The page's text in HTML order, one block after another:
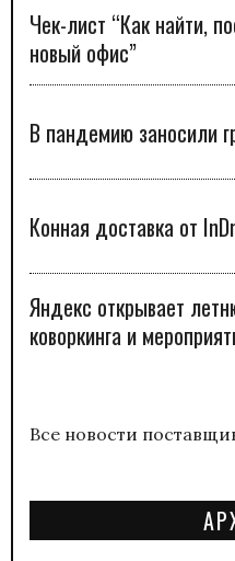
Чек-лист “Как найти,
новый офис”
В пандемию заносили
Конная доставка от
Яндекс открывает
коворкинга и
Все новости